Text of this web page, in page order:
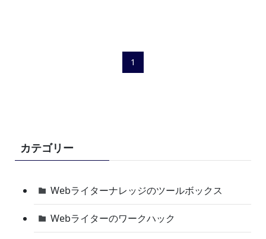
1
カテゴリー
Webライターナレッジのツールボックス
Webライターのワークハック